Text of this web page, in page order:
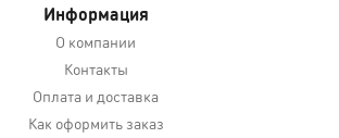
Информация
О компании
Контакты
Оплата и доставка
Как оформить заказ